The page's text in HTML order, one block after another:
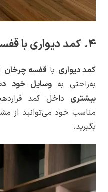
4. کمد دیواری با قفسه چرخان
کمد دیواری‌ با قفسه چرخان
به‌راحتی بهوسایل خود
بیشتری داخل کمد
مناسب خود می‌توانید از
بگیرید.